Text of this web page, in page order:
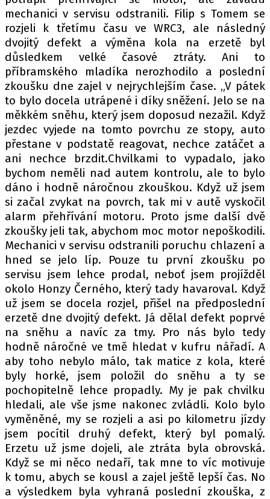
mechanici v servisu odstranili. Filip s Tomem se
rozjeli k třetímu času ve WRC3, ale následný
dvojitý defekt a výměna kola na erzetě byl
důsledkem velké časové ztráty. Ani to
příbramského mladíka nerozhodilo a poslední
zkoušku dne zajel v nejrychlejším čase. „V pátek
to bylo docela utrápené i díky sněžení. Jelo se na
měkkém sněhu, který jsem doposud nezažil. Když
jezdec vyjede na tomto povrchu ze stopy, auto
přestane v podstatě reagovat, nechce zatáčet a
ani nechce brzdit.Chvilkami to vypadalo, jako
bychom neměli nad autem kontrolu, ale to bylo
dáno i hodně náročnou zkouškou. Když už jsem
si začal zvykat na povrch, tak mi v autě vyskočil
alarm přehřívání motoru. Proto jsme další dvě
zkoušky jeli tak, abychom moc motor nepoškodili.
Mechanici v servisu odstranili poruchu chlazení a
hned se jelo líp. Pouze tu první zkoušku po
servisu jsem lehce prodal, neboť jsem projížděl
okolo Honzy Černého, který tady havaroval. Když
už jsem se docela rozjel, přišel na předposlední
erzetě dne dvojitý defekt. Já dělal defekt poprvé
na sněhu a navíc za tmy. Pro nás bylo tedy
hodně náročné ve tmě hledat v kufru nářadí. A
aby toho nebylo málo, tak matice z kola, které
byly horké, jsem položil do sněhu a ty se
pochopitelně lehce propadly. My je pak chvilku
hledali, ale vše jsme nakonec zvládli. Kolo bylo
vyměněné, my se rozjeli a asi po kilometru jízdy
jsem pocítil druhý defekt, který byl pomalý.
Erzetu už jsme dojeli, ale ztráta byla obrovská.
Když se mi něco nedaří, tak mne to víc motivuje
k tomu, abych se kousl a zajel ještě lepší čas. No
a výsledkem byla vyhraná poslední zkouška, z